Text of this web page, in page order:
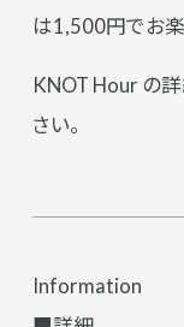
は1,500円でお楽
KNOT Hour の
さい。
Information